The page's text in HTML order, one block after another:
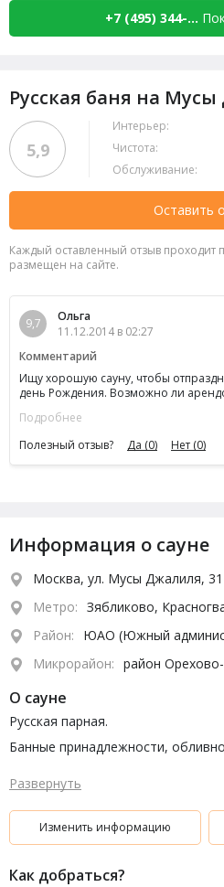
+7 (495) 344-...
Русская баня на
5,9
Интерьер:
Чистота:
Обслуживание:
Оставить
Каждый оставленный отзыв проходит
размещен на сайте.
9,7
Ольга
11.12.2014 в 02:27
Комментарий
Ищу хорошую сауну, чтобы
день Рождения. Возможно ли
хотелось бы узнать о возможности
Подробнее
Полезный отзыв?
Да (0) Нет (0)
Информация о сауне
Москва, ул. Мусы Джалиля, 31
Метро: Зябликово,
Район:
ЮАО (Южный
Микрорайон: район
О сауне
Русская парная.
Банные принадлежности,
Развернуть
Изменить информацию
Как добраться?